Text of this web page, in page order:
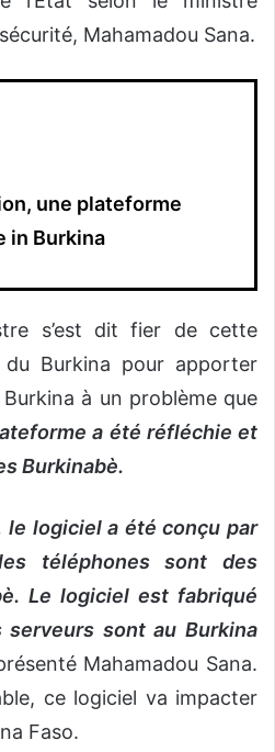
Mahamadou Sana.
une plateforme
in Burkina
s’est dit fier de cette
Burkina pour apporter
à un problème que
a été réfléchie et
Burkinabè.
le logiciel a été conçu par
téléphones sont des
Le logiciel est fabriqué
serveurs sont au Burkina
Mahamadou Sana.
ce logiciel va impacter
Faso.